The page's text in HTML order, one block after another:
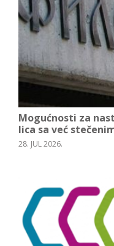
Mogućnosti za
lica sa već
28. JUL 2026.